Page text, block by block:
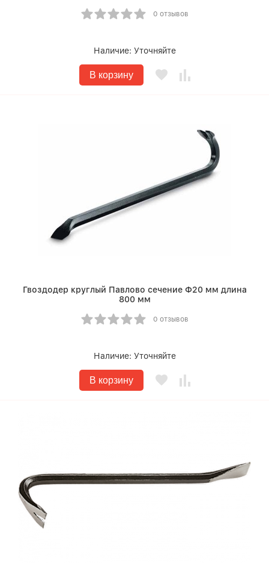
0 отзывов
Наличие: Уточняйте
В корзину
Гвоздодер круглый Павлово сечение Ф20 мм длина
800 мм
0 отзывов
Наличие: Уточняйте
В корзину